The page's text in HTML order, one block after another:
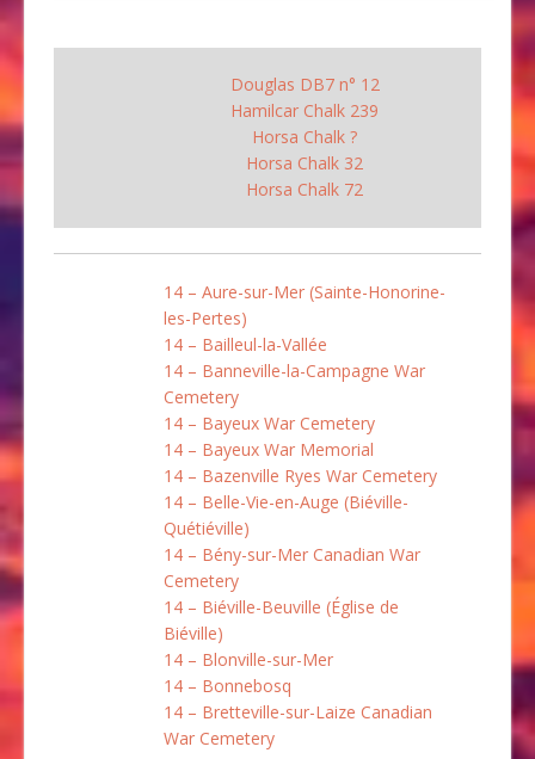
Douglas DB7 n° 12
Hamilcar Chalk 239
Horsa Chalk ?
Horsa Chalk 32
Horsa Chalk 72
14 – Aure-sur-Mer (Sainte-Honorine-
les-Pertes)
14 – Bailleul-la-Vallée
14 – Banneville-la-Campagne War
Cemetery
14 – Bayeux War Cemetery
14 – Bayeux War Memorial
14 – Bazenville Ryes War Cemetery
14 – Belle-Vie-en-Auge (Biéville-
Quétiéville)
14 – Bény-sur-Mer Canadian War
Cemetery
14 – Biéville-Beuville (Église de
Biéville)
14 – Blonville-sur-Mer
14 – Bonnebosq
14 – Bretteville-sur-Laize Canadian
War Cemetery